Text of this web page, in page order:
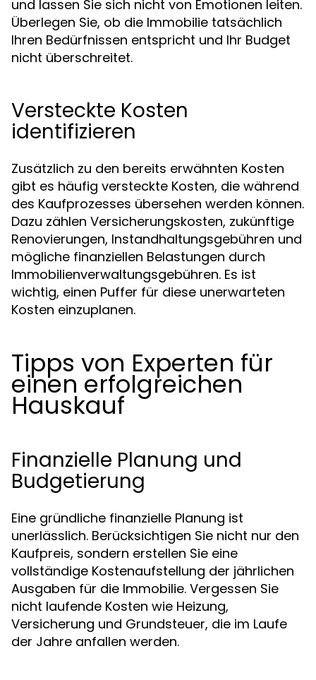
und lassen Sie sich nicht von Emotionen leiten.
Überlegen Sie, ob die Immobilie tatsächlich
Ihren Bedürfnissen entspricht und Ihr Budget
nicht überschreitet.
Versteckte Kosten
identifizieren
Zusätzlich zu den bereits erwähnten Kosten
gibt es häufig versteckte Kosten, die während
des Kaufprozesses übersehen werden können.
Dazu zählen Versicherungskosten, zukünftige
Renovierungen, Instandhaltungsgebühren und
mögliche finanziellen Belastungen durch
Immobilienverwaltungsgebühren. Es ist
wichtig, einen Puffer für diese unerwarteten
Kosten einzuplanen.
Tipps von Experten für
einen erfolgreichen
Hauskauf
Finanzielle Planung und
Budgetierung
Eine gründliche finanzielle Planung ist
unerlässlich. Berücksichtigen Sie nicht nur den
Kaufpreis, sondern erstellen Sie eine
vollständige Kostenaufstellung der jährlichen
Ausgaben für die Immobilie. Vergessen Sie
nicht laufende Kosten wie Heizung,
Versicherung und Grundsteuer, die im Laufe
der Jahre anfallen werden.